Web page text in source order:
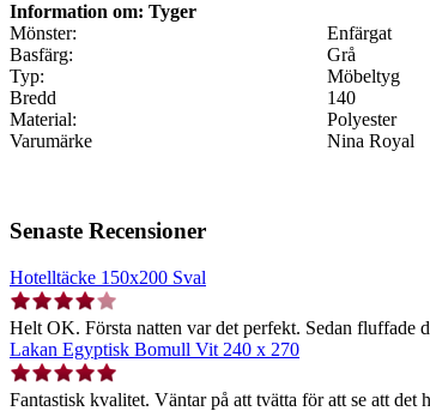
Information om: Tyger
Mönster:
Enfärgat
Basfärg:
Grå
Typ:
Möbeltyg
Bredd
140
Material:
Polyester
Varumärke
Nina Royal
Senaste Recensioner
Hotelltäcke 150x200 Sval
Helt OK. Första natten var det perfekt. Sedan
Lakan Egyptisk Bomull Vit 240 x 270
Fantastisk kvalitet. Väntar på att tvätta för att se att det